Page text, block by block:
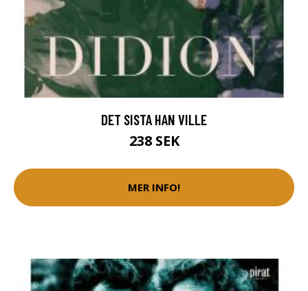
DET SISTA HAN VILLE
238 SEK
MER INFO!